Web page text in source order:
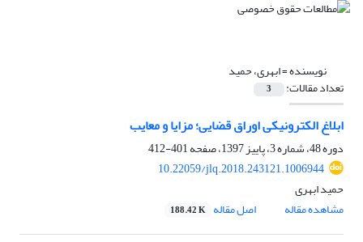
نویسنده =ابهری، حمید
تعداد مقالات: 3
ابلاغ الکترونیکی اوراق قضایی؛ مزایا و معایب
دوره 48، شماره 3، پاییز 1397، صفحه
401-412
10.22059/jlq.2018.243121.1006944
حمید ابهری
مشاهده مقاله
اصل مقاله 188.42 K